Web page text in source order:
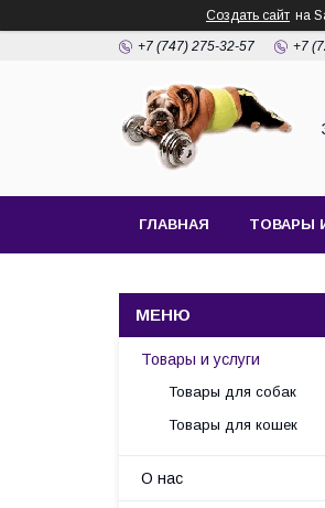
Создать сайт на
+7 (747) 275-32-57 +7
ГЛАВНАЯ ТОВАРЫ
Товары и услуги
Товары для собак
Товары для кошек
О нас